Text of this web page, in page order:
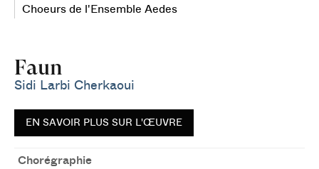
Choeurs de l'Ensemble Aedes
Faun
Sidi Larbi Cherkaoui
EN SAVOIR PLUS SUR L'ŒUVRE
Chorégraphie